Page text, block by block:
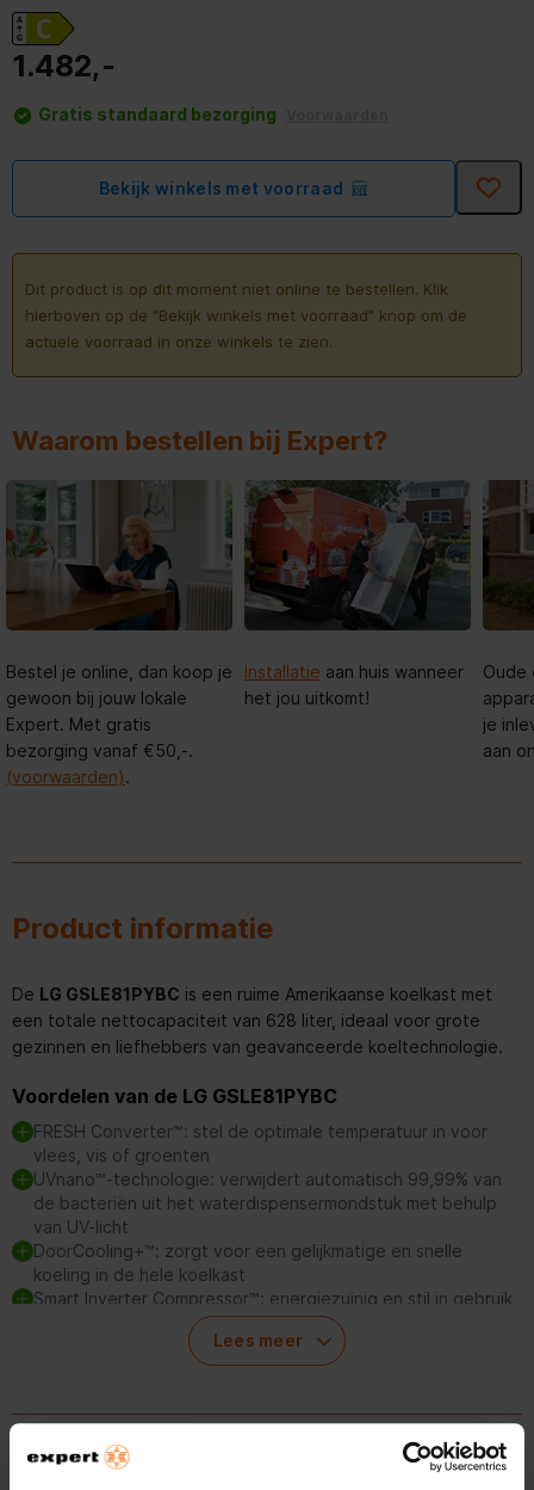
1.482,-
Gratis standaard bezorging
Bekijk winkels met voorraad
Dit product is op dit moment niet online te bestellen. Klik
hierboven op de "Bekijk winkels met voorraad" knop om de
actuele voorraad in onze winkels te zien.
Waarom bestellen bij Expert?
Bestel je online, dan koop je
gewoon bij jouw lokale
Expert. Met gratis
bezorging vanaf €50,-.
(voorwaarden).
Installatie aan huis wanneer
het jou uitkomt!
Oude
je
aan
Product informatie
De LG GSLE81PYBC is een ruime Amerikaanse koelkast met
een totale nettocapaciteit van 628 liter, ideaal voor grote
gezinnen en liefhebbers van geavanceerde koeltechnologie.
Voordelen van de LG GSLE81PYBC
FRESH Converter™: stel de optimale temperatuur in voor
vlees, vis of groenten
UVnano™-technologie: verwijdert automatisch 99,99% van
de bacteriën uit het waterdispensermondstuk met behulp
van UV-licht
DoorCooling+™: zorgt voor een gelijkmatige en snelle
koeling in de hele koelkast
Smart Inverter Compressor™: energiezuinig en stil in gebruik
ThinQ™-technologie: bedien en monitor je koelkast op
FRESH Converter™: optimale versheid
Met de FRESH Converter™ kun je de temperatuur van de lade
Lees meer
Productspecificaties